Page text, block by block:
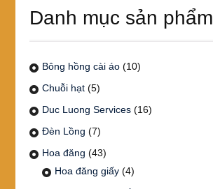
Danh mục sản phẩm
Bông hồng cài áo (10)
Chuỗi hạt (5)
Duc Luong Services (16)
Đèn Lồng (7)
Hoa đăng (43)
Hoa đăng giấy (4)